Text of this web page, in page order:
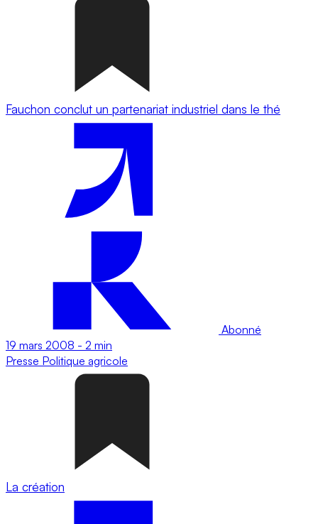
Fauchon conclut un partenariat industriel dans le thé
Abonné
19 mars 2008 - 2 min
Presse Politique agricole
La création